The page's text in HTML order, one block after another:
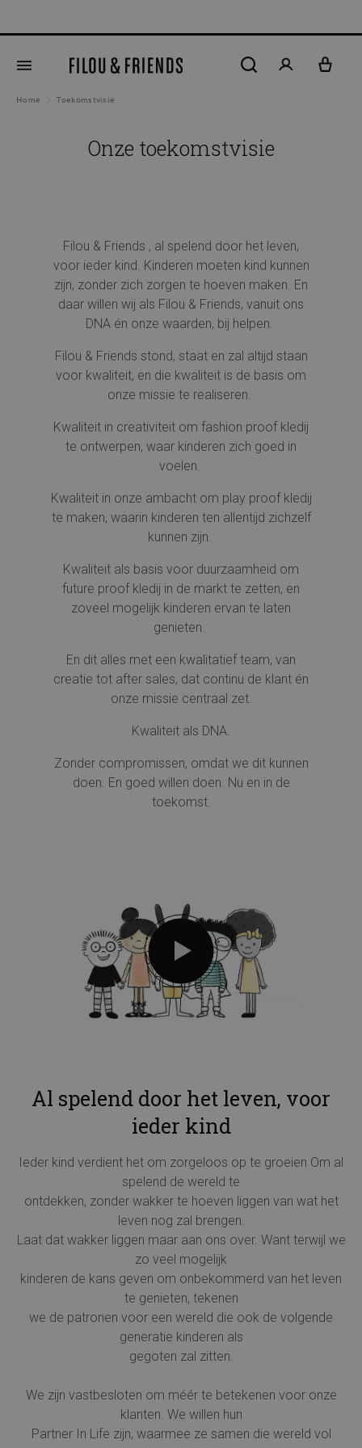
Home Toekomstvisie
Onze toekomstvisie
Filou & Friends , al spelend door het leven,
voor ieder kind. Kinderen moeten kind kunnen
zijn, zonder zich zorgen te hoeven maken. En
daar willen wij als Filou & Friends, vanuit ons
DNA én onze waarden, bij helpen.
Filou & Friends stond, staat en zal altijd staan
voor kwaliteit, en die kwaliteit is de basis om
onze missie te realiseren.
Kwaliteit in creativiteit om fashion proof kledij
te ontwerpen, waar kinderen zich goed in
voelen.
Kwaliteit in onze ambacht om play proof kledij
te maken, waarin kinderen ten allentijd zichzelf
kunnen zijn.
Kwaliteit als basis voor duurzaamheid om
future proof kledij in de markt te zetten, en
zoveel mogelijk kinderen ervan te laten
genieten.
En dit alles met een kwalitatief team, van
creatie tot after sales, dat continu de klant én
onze missie centraal zet.
Kwaliteit als DNA.
Zonder compromissen, omdat we dit kunnen
doen. En goed willen doen. Nu en in de
toekomst.
Al spelend door het leven, voor
ieder kind
Ieder kind verdient het om zorgeloos op te groeien Om al
spelend de wereld te
ontdekken, zonder wakker te hoeven liggen van wat het
leven nog zal brengen.
Laat dat wakker liggen maar aan ons over. Want terwijl we
zo veel mogelijk
kinderen de kans geven om onbekommerd van het leven
te genieten, tekenen
we de patronen voor een wereld die ook de volgende
generatie kinderen als
gegoten zal zitten.
We zijn vastbesloten om méér te betekenen voor onze
klanten. We willen hun
Partner In Life zijn, waarmee ze samen die wereld vol